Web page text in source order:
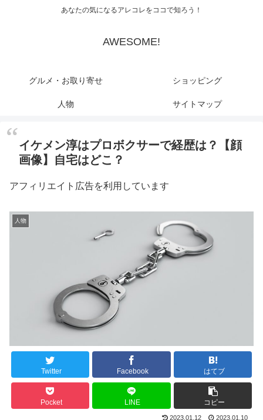
あなたの気になるアレコレをココで知ろう！
AWESOME!
グルメ・お取り寄せ ショッピング
人物 サイトマップ
イケメン淳はプロボクサーで経歴は？【顔
画像】自宅はどこ？
アフィリエイト広告を利用しています
人物
Twitter Facebook はてブ
Pocket LINE コピー
2023.01.12 2023.01.10